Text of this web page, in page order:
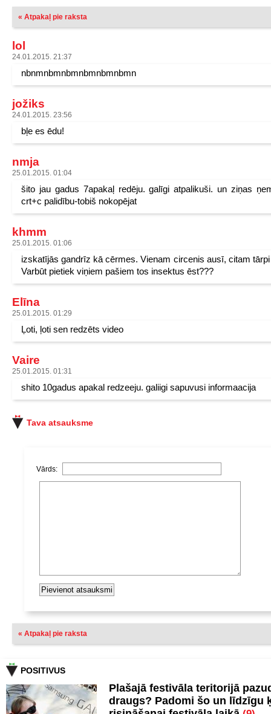
« Atpakaļ pie raksta
lol
24.01.2015. 21:37
nbnmnbmnbmnbmnbmnbmn
jožiks
24.01.2015. 23:56
bļe es ēdu!
nmja
25.01.2015. 01:04
šito jau gadus 7apakaļ redēju. galīgi atpalikuši. un ziņas
crt+c palidību-tobiš nokopējat
khmm
25.01.2015. 01:06
izskatījās gandrīz kā cērmes. Vienam circenis ausī, citam
Varbūt pietiek viņiem pašiem tos insektus ēst???
Elīna
25.01.2015. 01:29
Ļoti, ļoti sen redzēts video
Vaire
25.01.2015. 01:31
shito 10gadus apakal redzeeju. galiigi sapuvusi informaacija
Tava atsauksme
Vārds:
« Atpakaļ pie raksta
POSITIVUS
Plašajā festivāla teritorijā
draugs? Padomi šo un līdzīgu